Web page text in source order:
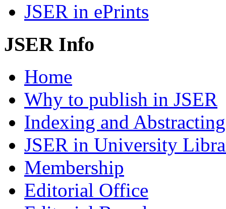
JSER in ePrints
JSER Info
Home
Why to publish in JSER
Indexing and Abstracting
JSER in University
Membership
Editorial Office